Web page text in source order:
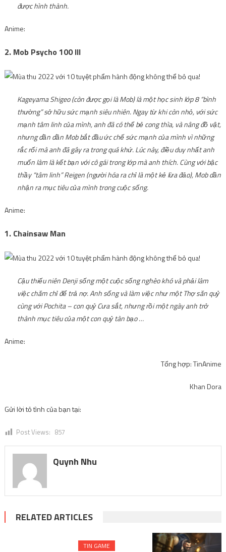
được hình thành.
Anime:
2. Mob Psycho 100 III
Kageyama Shigeo (còn được gọi là Mob) là một học sinh lớp 8 “bình
thường” sở hữu sức mạnh siêu nhiên. Ngay từ khi còn nhỏ, với sức
mạnh tâm linh của mình, anh đã có thể bẻ cong thìa, và nâng đồ vật,
nhưng dần dần Mob bắt đầu ức chế sức mạnh của mình vì những
rắc rối mà anh đã gây ra trong quá khứ. Lúc này, điều duy nhất anh
muốn làm là kết bạn với cô gái trong lớp mà anh thích. Cùng với bậc
thầy “tâm linh” Reigen (người hóa ra chỉ là một kẻ lừa đảo), Mob dần
nhận ra mục tiêu của mình trong cuộc sống.
Anime:
1. Chainsaw Man
Cậu thiếu niên Denji sống một cuộc sống nghèo khó và phải làm
việc chăm chỉ để trả nợ. Anh sống và làm việc như một Thợ săn quỷ
cùng với Pochita – con quỷ Cưa sắt, nhưng rồi một ngày anh trở
thành mục tiêu của một con quỷ tàn bạo …
Anime:
Tổng hợp: TinAnime
Khan Dora
Gửi lời tỏ tình của bạn tại:
Post Views: 857
Quynh Nhu
RELATED ARTICLES
TIN GAME